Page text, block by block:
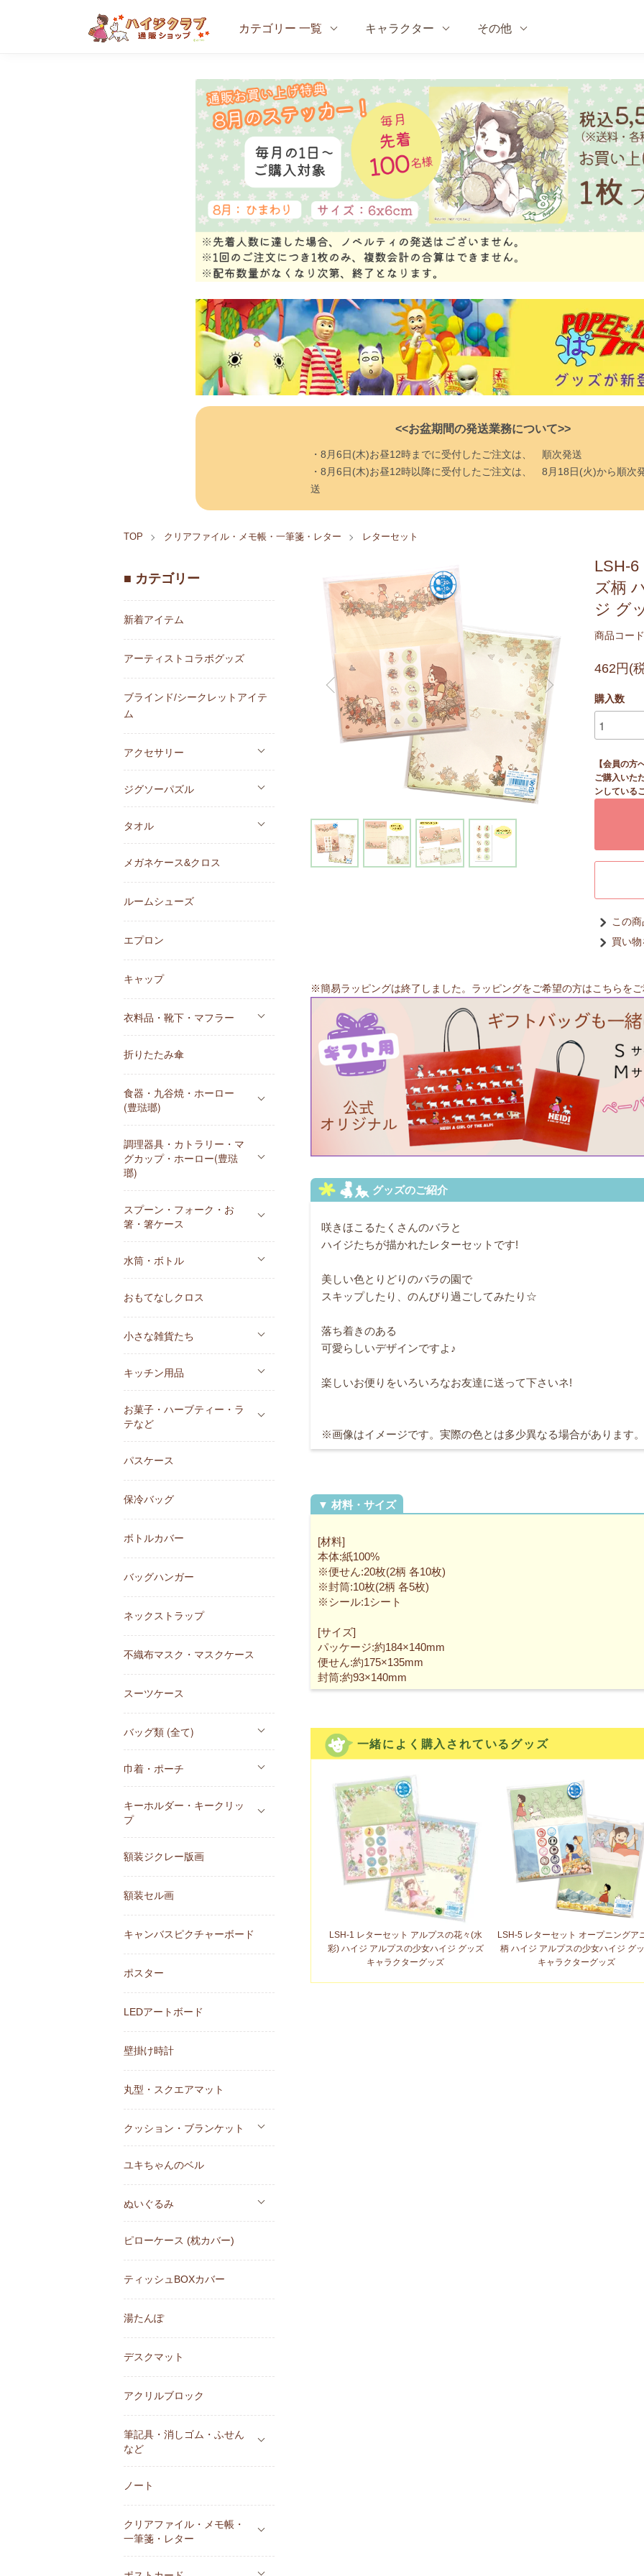
カテゴリー 一覧 キャラクター その他
<<お盆期間の発送業務について>>
・8月6日(木)お昼12時までに受付したご注文は、
順次発送
・8月6日(木)お昼12時以降に受付したご注文は、
8月18日(火)から順次
送
TOP クリアファイル・メモ帳・一筆箋・レター レターセット
LSH-
ズ柄
ジ グ
商品コー
462円(
購入数
【会員の
ご購入いた
ンしている
この
買い
※簡易ラッピングは終了しました。ラッピングをご希望の方はこちらを
咲きほこるたくさんのバラと
ハイジたちが描かれたレターセットです!
美しい色とりどりのバラの園で
スキップしたり、のんびり過ごしてみたり☆
落ち着きのある
可愛らしいデザインですよ♪
楽しいお便りをいろいろなお友達に送って下さいネ!
※画像はイメージです。実際の色とは多少異なる場合があります
[材料]
本体:紙100%
※便せん:20枚(2柄 各10枚)
※封筒:10枚(2柄 各5枚)
※シール:1シート
[サイズ]
パッケージ:約184×140mm
便せん:約175×135mm
封筒:約93×140mm
一緒によく購入されているグッズ
LSH-1 レターセット アルプスの花々(水
彩) ハイジ アルプスの少女ハイジ グッズ
キャラクターグッズ
LSH-5 レターセット オープニングア
柄 ハイジ アルプスの少女ハイジ グ
キャラクターグッズ
■ カテゴリー
新着アイテム
アーティストコラボグッズ
ブラインド/シークレットアイテ
ム
アクセサリー
ジグソーパズル
タオル
メガネケース&クロス
ルームシューズ
エプロン
キャップ
衣料品・靴下・マフラー
折りたたみ傘
食器・九谷焼・ホーロー
(豊琺瑯)
調理器具・カトラリー・マ
グカップ・ホーロー(豊琺
瑯)
スプーン・フォーク・お
箸・箸ケース
水筒・ボトル
おもてなしクロス
小さな雑貨たち
キッチン用品
お菓子・ハーブティー・ラ
テなど
パスケース
保冷バッグ
ボトルカバー
バッグハンガー
ネックストラップ
不織布マスク・マスクケース
スーツケース
バッグ類 (全て)
巾着・ポーチ
キーホルダー・キークリッ
プ
額装ジクレー版画
額装セル画
キャンバスピクチャーボード
ポスター
LEDアートボード
壁掛け時計
丸型・スクエアマット
クッション・ブランケット
ユキちゃんのベル
ぬいぐるみ
ピローケース (枕カバー)
ティッシュBOXカバー
湯たんぽ
デスクマット
アクリルブロック
筆記具・消しゴム・ふせん
など
ノート
クリアファイル・メモ帳・
一筆箋・レター